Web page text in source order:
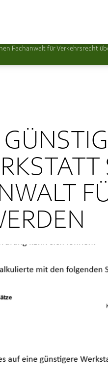
Fachanwalt für Verkehrsrecht